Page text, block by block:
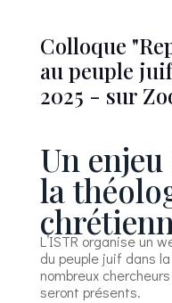
Colloque
au peuple
2025 - sur
Un
la
L’ISTR organise un
du peuple juif dans
nombreux
seront présents.